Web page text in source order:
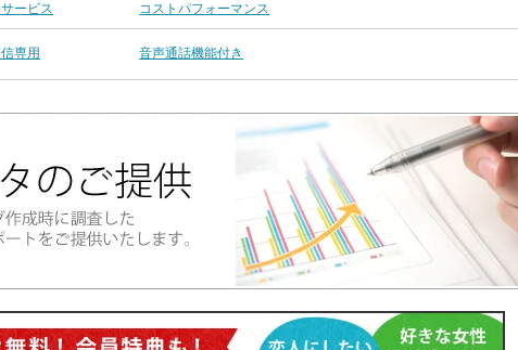
ービス
コストパフォーマンス
専用 音声通話機能付き